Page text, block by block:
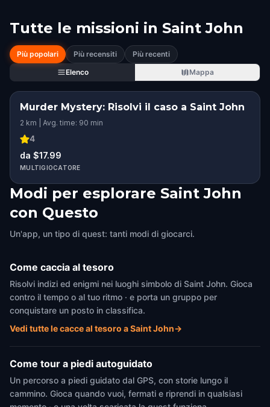
Tutte le missioni in Saint John
Più popolari Più recensiti
Più recenti
Elenco
Mappa
Murder Mystery: Risolvi il caso a Saint John
2 km | Avg. time: 90 min
4
da $17.99
MULTIGIOCATORE
Modi per esplorare Saint John
con Questo
Un'app, un tipo di quest: tanti modi di giocarci.
Come caccia al tesoro
Risolvi indizi ed enigmi nei luoghi simbolo di Saint John. Gioca
contro il tempo o al tuo ritmo · e porta un gruppo per
conquistare un posto in classifica.
Vedi tutte le cacce al tesoro a Saint John→
Come tour a piedi autoguidato
Un percorso a piedi guidato dal GPS, con storie lungo il
cammino. Gioca quando vuoi, fermati e riprendi in qualsiasi